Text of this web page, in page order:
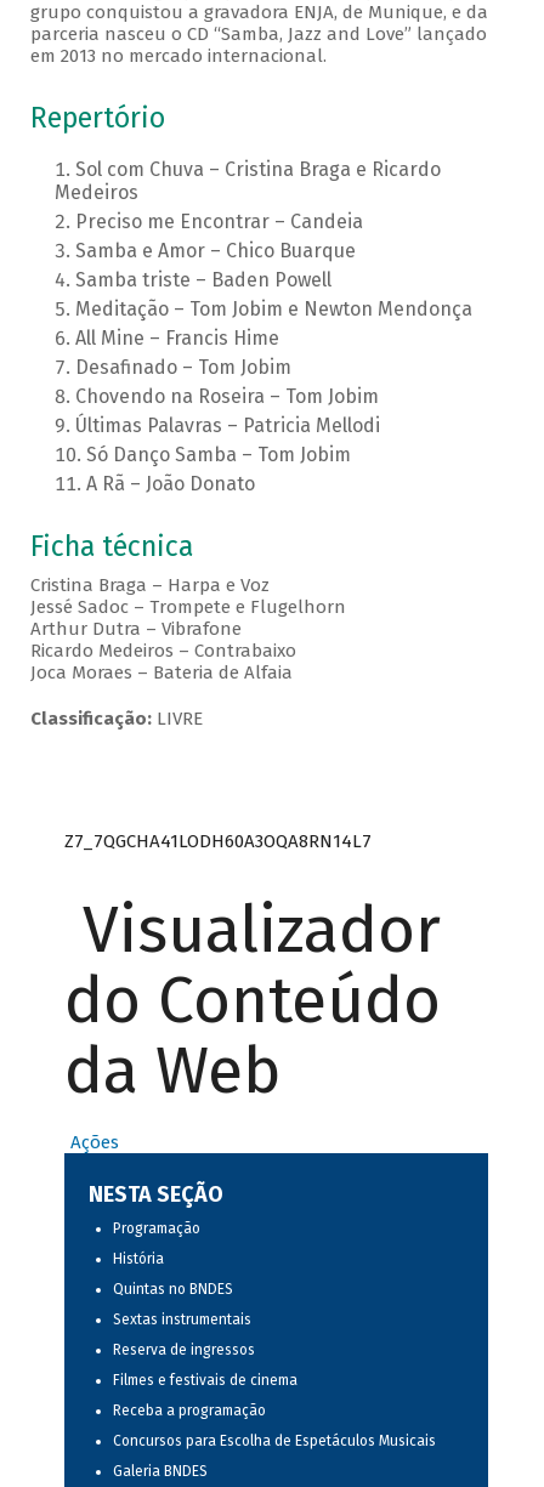
grupo conquistou a gravadora ENJA, de Munique, e da
parceria nasceu o CD “Samba, Jazz and Love” lançado
em 2013 no mercado internacional.
Repertório
Sol com Chuva – Cristina Braga e Ricardo
Medeiros
Preciso me Encontrar – Candeia
Samba e Amor – Chico Buarque
Samba triste – Baden Powell
Meditação – Tom Jobim e Newton Mendonça
All Mine – Francis Hime
Desafinado – Tom Jobim
Chovendo na Roseira – Tom Jobim
Últimas Palavras – Patricia Mellodi
Só Danço Samba – Tom Jobim
A Rã – João Donato
Ficha técnica
Cristina Braga – Harpa e Voz
Jessé Sadoc – Trompete e Flugelhorn
Arthur Dutra – Vibrafone
Ricardo Medeiros – Contrabaixo
Joca Moraes – Bateria de Alfaia
Classificação:LIVRE
Z7_7QGCHA41LODH60A3OQA8RN14L7
Visualizador
do Conteúdo
da Web
Ações
NESTA SEÇÃO
Programação
História
Quintas no BNDES
Sextas instrumentais
Reserva de ingressos
Filmes e festivais de cinema
Receba a programação
Concursos para Escolha de Espetáculos Musicais
Galeria BNDES